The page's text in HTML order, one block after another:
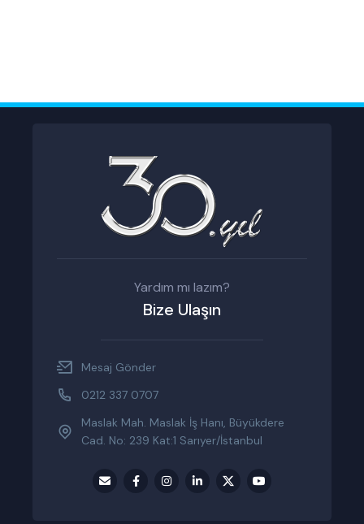
Yardım mı lazım?
Bize Ulaşın
Mesaj Gönder
0212 337 0707
Maslak Mah. Maslak İş Hanı, Büyükdere
Cad. No: 239 Kat:1 Sarıyer/İstanbul